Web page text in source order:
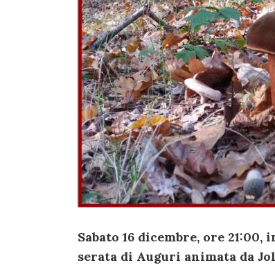
Sabato 16 dicembre, ore
serata di Auguri animata da